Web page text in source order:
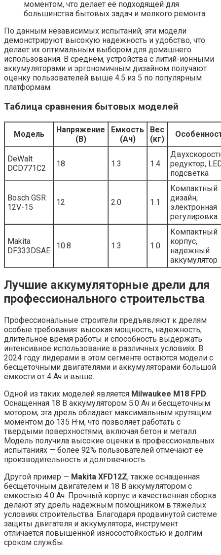
моментом, что делает её подходящей для
большинства бытовых задач и мелкого ремонта.
По данным независимых испытаний, эти модели
демонстрируют высокую надежность и удобство, что
делает их оптимальным выбором для домашнего
использования. В среднем, устройства с литий-ионными
аккумуляторами и эргономичным дизайном получают
оценку пользователей выше 4.5 из 5 по популярным
платформам.
Таблица сравнения бытовых моделей
Модель
Напряжение
(В)
Емкость
(Ач)
Вес
(кг)
DeWalt
DCD771C2
18 1.3 1.4
редуктор,
подсветка
Bosch GSR
12V-15
12 2.0 1.1
Компактный
дизайн,
электронная
регулировка
Makita
DF333DSAE
10.8 1.3 1.0
Компактный
корпус,
надежный
аккумулятор
Лучшие аккумуляторные дрели для
профессионального строительства
Профессиональные строители предъявляют к дрелям
особые требования: высокая мощность, надежность,
длительное время работы и способность выдержать
интенсивное использование в различных условиях. В
2024 году лидерами в этом сегменте остаются модели с
бесщеточными двигателями и аккумуляторами большой
емкости от 4 Ач и выше.
Одной из таких моделей является Milwaukee M18 FPD.
Оснащенная 18 В аккумулятором 5.0 Ач и бесщеточным
мотором, эта дрель обладает максимальным крутящим
моментом до 135 Н·м, что позволяет работать с
твердыми поверхностями, включая бетон и металл.
Модель получила высокие оценки в профессиональных
испытаниях — более 92% пользователей отмечают ее
производительность и долговечность.
Другой пример — Makita XFD12Z, также оснащенная
бесщеточным двигателем и 18 В аккумулятором с
емкостью 4.0 Ач. Прочный корпус и качественная сборка
делают эту дрель надежным помощником в тяжелых
условиях строительства. Благодаря продвинутой системе
защиты двигателя и аккумулятора, инструмент
отличается повышенной износостойкостью и долгим
сроком службы.